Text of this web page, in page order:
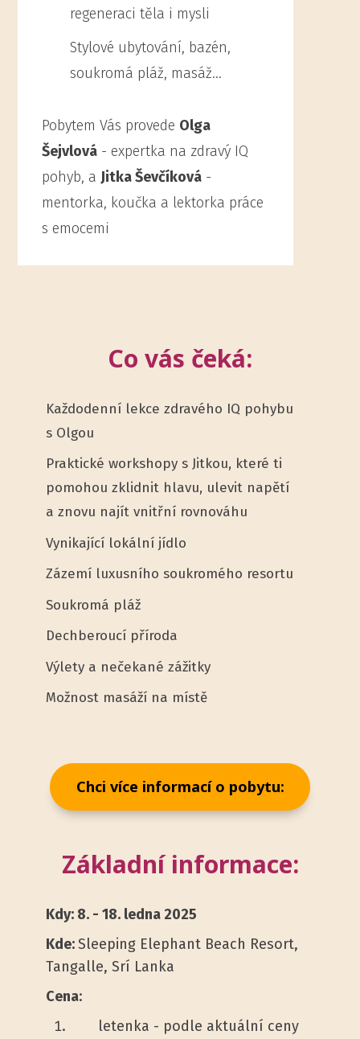
regeneraci těla i mysli
Stylové ubytování, bazén,
soukromá pláž, masáž...
Pobytem Vás provede Olga
Šejvlová - expertka na zdravý IQ
pohyb, a Jitka Ševčíková -
mentorka, koučka a lektorka práce
s emocemi
Co vás čeká:
Každodenní lekce zdravého IQ pohybu
s Olgou
Praktické workshopy s Jitkou, které ti
pomohou zklidnit hlavu, ulevit napětí
a znovu najít vnitřní rovnováhu
Vynikající lokální jídlo
Zázemí luxusního soukromého resortu
Soukromá pláž
Dechberoucí příroda
Výlety a nečekané zážitky
Možnost masáží na místě
Chci více informací o pobytu:
Základní informace:
Kdy: 8. - 18. ledna 2025
Kde:Sleeping Elephant Beach Resort,
Tangalle, Srí Lanka
Cena:
letenka - podle aktuální ceny